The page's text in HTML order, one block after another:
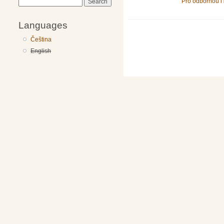
Languages
Čeština
English